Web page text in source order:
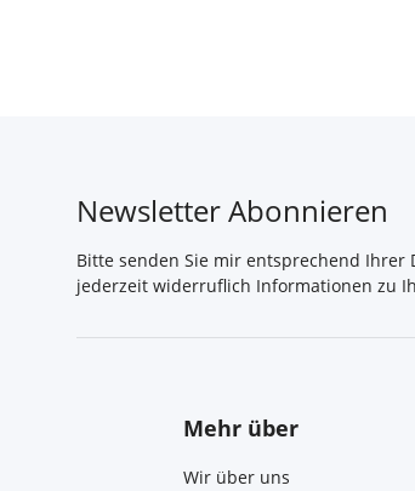
Newsletter Abonnieren
Bitte senden Sie mir entsprechend Ihrer
jederzeit widerruflich Informationen zu
Mehr über
Wir über uns